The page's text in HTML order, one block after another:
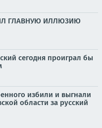
ГЛАВНУЮ ИЛЛЮЗИЮ
сегодня проиграл бы
избили и выгнали
области за русский